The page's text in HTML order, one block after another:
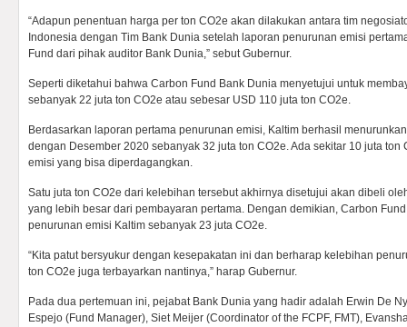
“Adapun penentuan harga per ton CO2e akan dilakukan antara tim
Indonesia dengan Tim Bank Dunia setelah laporan penurunan emisi
Fund dari pihak auditor Bank Dunia,” sebut Gubernur.
Seperti diketahui bahwa Carbon Fund Bank Dunia menyetujui untuk
sebanyak 22 juta ton CO2e atau sebesar USD 110 juta ton CO2e.
Berdasarkan laporan pertama penurunan emisi, Kaltim berhasil
dengan Desember 2020 sebanyak 32 juta ton CO2e. Ada sekitar 10 juta
emisi yang bisa diperdagangkan.
Satu juta ton CO2e dari kelebihan tersebut akhirnya disetujui akan dibeli
yang lebih besar dari pembayaran pertama. Dengan demikian, Carbon
penurunan emisi Kaltim sebanyak 23 juta CO2e.
“Kita patut bersyukur dengan kesepakatan ini dan berharap kelebihan
ton CO2e juga terbayarkan nantinya,” harap Gubernur.
Pada dua pertemuan ini, pejabat Bank Dunia yang hadir adalah Erwin De
Espejo (Fund Manager), Siet Meijer (Coordinator of the FCPF, FMT),